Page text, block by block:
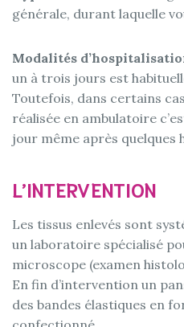
générale, durant laquelle
Modalités
un à trois jours est
Toutefois, dans certains
réalisée en ambulatoire
jour même après quelques
L’INTERVENTION
Les tissus enlevés sont
un laboratoire spécialisé
microscope (examen
En fin d’intervention un
des bandes élastiques en